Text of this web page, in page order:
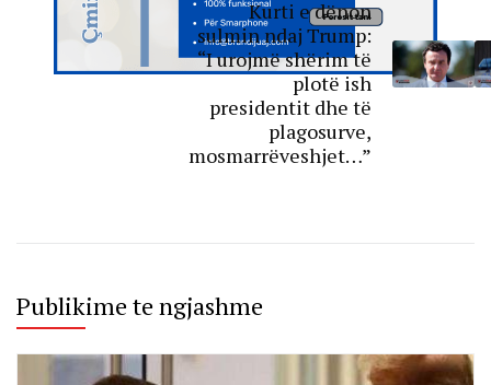
Kurti e dënon
sulmin ndaj Trump:
“I urojmë shërim të
plotë ish
presidentit dhe të
plagosurve,
mosmarrëveshjet…”
Publikime te ngjashme